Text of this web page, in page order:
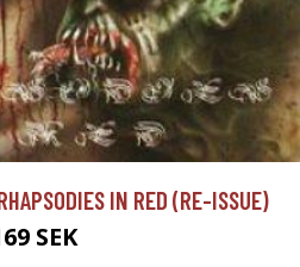
IN RED (RE-ISSUE)
SEK